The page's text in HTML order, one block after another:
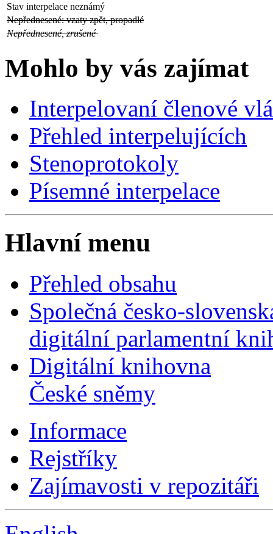
Stav interpelace neznámý
Nepřednesené: vzaty zpět, propadlé
Nepřednesené, zrušené
Mohlo by vás zajímat
Interpelovaní členové
Přehled interpelujících
Stenoprotokoly
Písemné interpelace
Hlavní menu
Přehled obsahu
Společná česko-
digitální parlamentní
Digitální knihovna
České sněmy
Informace
Rejstříky
Zajímavosti v repozitáři